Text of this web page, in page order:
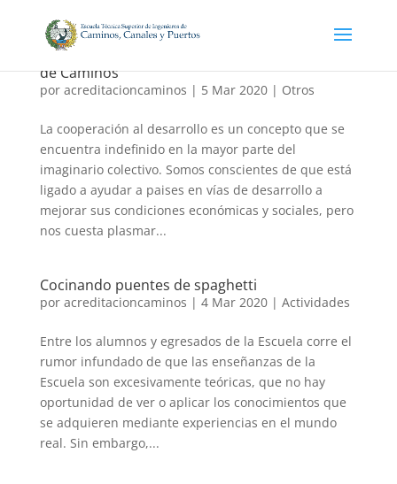
de Caminos
por acreditacioncaminos | 5 Mar 2020| Otros
La cooperación al desarrollo es un concepto que se
encuentra indefinido en la mayor parte del
imaginario colectivo. Somos conscientes de que está
ligado a ayudar a paises en vías de desarrollo a
mejorar sus condiciones económicas y sociales, pero
nos cuesta plasmar...
Cocinando puentes de spaghetti
por acreditacioncaminos | 4 Mar 2020| Actividades
Entre los alumnos y egresados de la Escuela corre el
rumor infundado de que las enseñanzas de la
Escuela son excesivamente teóricas, que no hay
oportunidad de ver o aplicar los conocimientos que
se adquieren mediante experiencias en el mundo
real. Sin embargo,...